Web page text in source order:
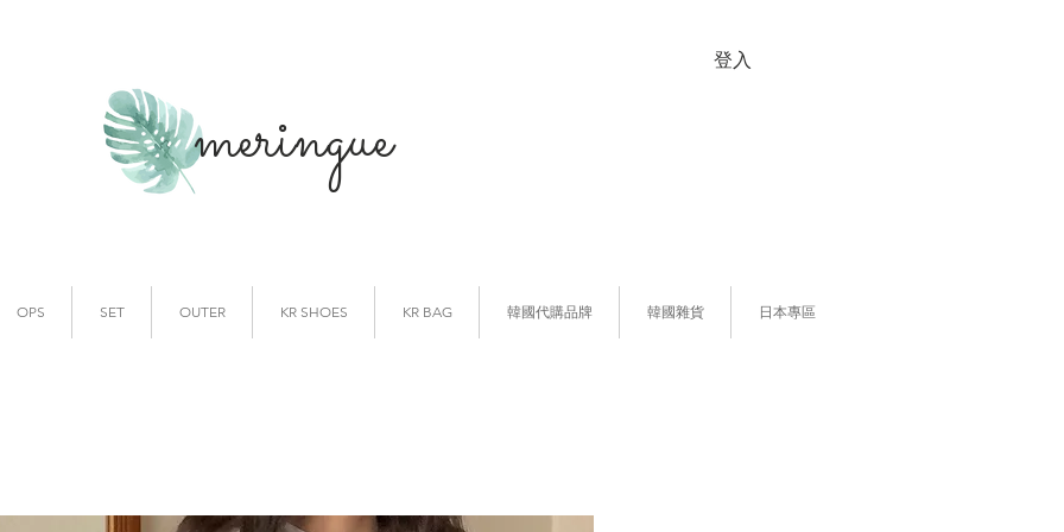
meringue
登入
OPS SET OUTER KR SHOES KR BAG 韓國代購品牌 韓國雜貨 日本專區